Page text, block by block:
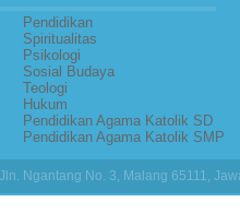
Pendidikan
Spiritualitas
Psikologi
Sosial Budaya
Teologi
Hukum
Pendidikan Agama Katolik SD
Pendidikan Agama Katolik SMP
Ngantang No. 3, Malang 65111,